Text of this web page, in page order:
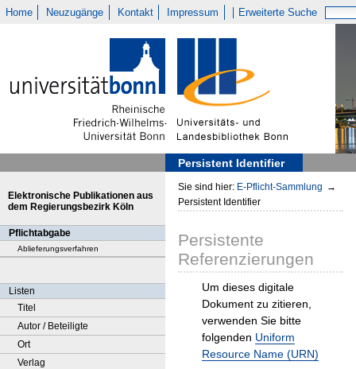
Home Neuzugänge Kontakt Impressum Erweiterte Suche
Persistent Identifier
Elektronische Publikationen aus
dem Regierungsbezirk Köln
Pflichtabgabe
Ablieferungsverfahren
Listen
Titel
Autor / Beteiligte
Ort
Verlag
Sie sind hier: E-Pflicht-Sammlung →
Persistent Identifier
Persistente
Referenzierungen
Um dieses digitale
Dokument zu zitieren,
verwenden Sie bitte
folgenden Uniform
Resource Name (URN)